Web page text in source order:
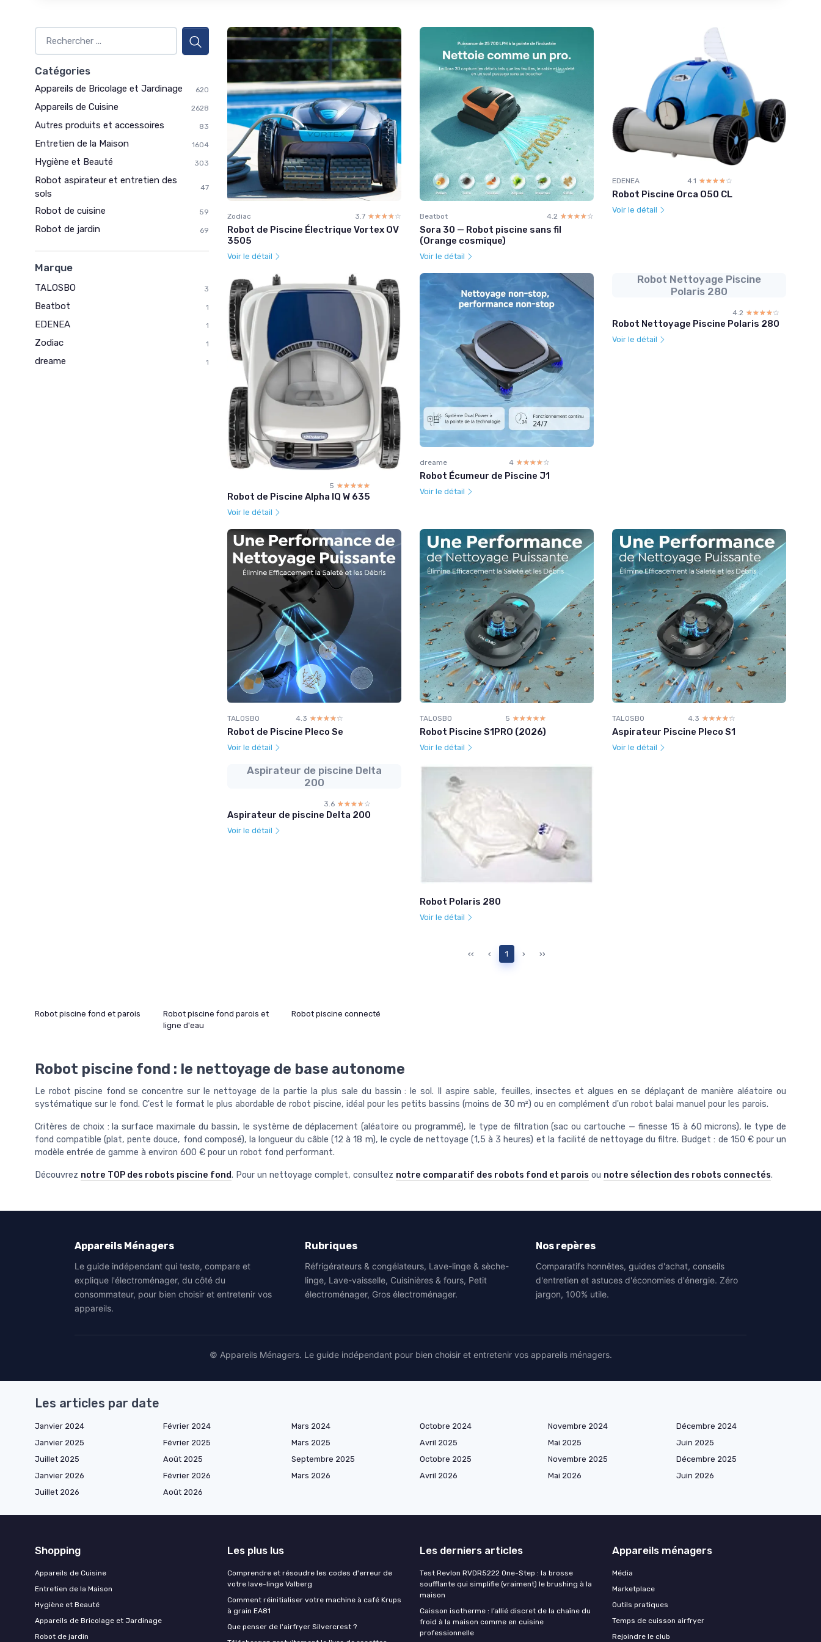
Catégories
Appareils de Bricolage et Jardinage 620
Appareils de Cuisine 2628
Autres produits et accessoires 83
Entretien de la Maison 1604
Hygiène et Beauté 303
Robot aspirateur et entretien des
sols
47
Robot de cuisine 59
Robot de jardin 69
Marque
TALOSBO 3
Beatbot 1
EDENEA 1
Zodiac 1
dreame 1
Zodiac 3.7 ☆☆☆☆☆
★★★★★
Robot de Piscine Électrique Vortex OV
3505
Voir le détail
Beatbot 4.2 ☆☆☆☆☆
★★★★★
Sora 30 — Robot piscine sans fil
(Orange cosmique)
Voir le détail
EDENEA 4.1 ☆☆☆☆☆
★★★★★
Robot Piscine Orca O50 CL
Voir le détail
5 ☆☆☆☆☆
★★★★★
Robot de Piscine Alpha IQ W 635
Voir le détail
dreame 4 ☆☆☆☆☆
★★★★★
Robot Écumeur de Piscine J1
Voir le détail
Robot Nettoyage Piscine
Polaris 280
4.2 ☆☆☆☆☆
★★★★★
Robot Nettoyage Piscine Polaris 280
Voir le détail
TALOSBO 4.3 ☆☆☆☆☆
★★★★★
Robot de Piscine Pleco Se
Voir le détail
TALOSBO 5 ☆☆☆☆☆
★★★★★
Robot Piscine S1PRO (2026)
Voir le détail
TALOSBO 4.3 ☆☆☆☆☆
★★★★★
Aspirateur Piscine Pleco S1
Voir le détail
Aspirateur de piscine Delta
200
3.6 ☆☆☆☆☆
★★★★★
Aspirateur de piscine Delta 200
Voir le détail
Robot Polaris 280
Voir le détail
‹‹ ‹ 1 › ››
Robot piscine fond et parois
Robot piscine fond parois et
ligne d'eau
Robot piscine connecté
Robot piscine fond : le nettoyage de base autonome
Le robot piscine fond se concentre sur le nettoyage de la partie la plus sale du bassin : le sol. Il aspire sable, feuilles, insectes et algues en se déplaçant de manière aléatoire ou
systématique sur le fond. C'est le format le plus abordable de robot piscine, idéal pour les petits bassins (moins de 30 m²) ou en complément d'un robot balai manuel pour les parois.
Critères de choix : la surface maximale du bassin, le système de déplacement (aléatoire ou programmé), le type de filtration (sac ou cartouche — finesse 15 à 60 microns), le type de
fond compatible (plat, pente douce, fond composé), la longueur du câble (12 à 18 m), le cycle de nettoyage (1,5 à 3 heures) et la facilité de nettoyage du filtre. Budget : de 150 € pour un
modèle entrée de gamme à environ 600 € pour un robot fond performant.
Découvrez notre TOP des robots piscine fond. Pour un nettoyage complet, consultez notre comparatif des robots fond et parois ou notre sélection des robots connectés.
Appareils Ménagers
Le guide indépendant qui teste, compare et
explique l'électroménager, du côté du
consommateur, pour bien choisir et entretenir vos
appareils.
Rubriques
Réfrigérateurs & congélateurs, Lave-linge & sèche-
linge, Lave-vaisselle, Cuisinières & fours, Petit
électroménager, Gros électroménager.
Nos repères
Comparatifs honnêtes, guides d'achat, conseils
d'entretien et astuces d'économies d'énergie. Zéro
jargon, 100% utile.
© Appareils Ménagers. Le guide indépendant pour bien choisir et entretenir vos appareils ménagers.
Les articles par date
Janvier 2024 Février 2024 Mars 2024 Octobre 2024 Novembre 2024
Décembre 2024
Janvier 2025
Février 2025 Mars 2025 Avril 2025 Mai 2025
Juin 2025
Juillet 2025
Août 2025 Septembre 2025 Octobre 2025 Novembre 2025
Décembre 2025
Janvier 2026
Février 2026 Mars 2026 Avril 2026 Mai 2026
Juin 2026
Juillet 2026
Août 2026
Shopping
Appareils de Cuisine
Entretien de la Maison
Hygiène et Beauté
Appareils de Bricolage et Jardinage
Robot de jardin
Les plus lus
Comprendre et résoudre les codes d'erreur de
votre lave-linge Valberg
Comment réinitialiser votre machine à café Krups
à grain EA81
Que penser de l'airfryer Silvercrest ?
Les derniers articles
Test Revlon RVDR5222 One-Step : la brosse
soufflante qui simplifie (vraiment) le brushing à la
maison
Caisson isotherme : l’allié discret de la chaîne du
froid à la maison comme en cuisine
professionnelle
Appareils ménagers
Média
Marketplace
Outils pratiques
Temps de cuisson airfryer
Rejoindre le club